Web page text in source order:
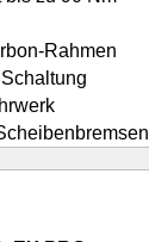
Rahmen